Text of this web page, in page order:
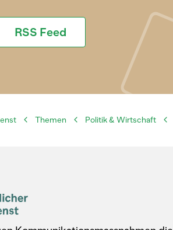
RSS Feed
Themen Politik & Wirtschaft